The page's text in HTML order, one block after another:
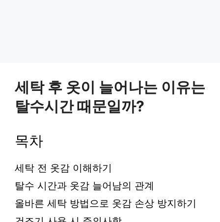
세탁 후 옷이 늘어나는 이유는
탈수시간 때문일까?
목차
세탁 전 옷감 이해하기
탈수 시간과 옷감 늘어남의 관계
올바른 세탁 방법으로 옷감 손상 방지하기